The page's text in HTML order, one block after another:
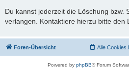
Du kannst jederzeit die Löschung bzw.
verlangen. Kontaktiere hierzu bitte den
Foren-Übersicht Alle Cookies
Powered by phpBB® Forum